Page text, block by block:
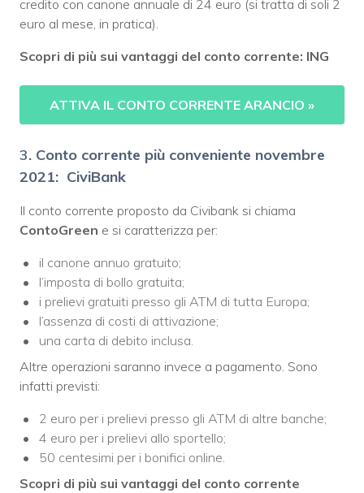
credito con canone annuale di 24 euro (si tratta di soli 2
euro al mese, in pratica).
Scopri di più sui vantaggi del conto corrente: ING
ATTIVA IL CONTO CORRENTE ARANCIO »
3. Conto corrente più conveniente novembre
2021: CiviBank
Il conto corrente proposto da Civibank si chiama
ContoGreen e si caratterizza per:
il canone annuo gratuito;
l’imposta di bollo gratuita;
i prelievi gratuiti presso gli ATM di tutta Europa;
l’assenza di costi di attivazione;
una carta di debito inclusa.
Altre operazioni saranno invece a pagamento. Sono
infatti previsti:
2 euro per i prelievi presso gli ATM di altre banche;
4 euro per i prelievi allo sportello;
50 centesimi per i bonifici online.
Scopri di più sui vantaggi del conto corrente